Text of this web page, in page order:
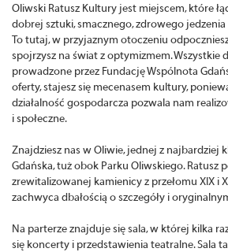
Oliwski Ratusz Kultury jest miejscem, które
dobrej sztuki, smacznego, zdrowego
To tutaj, w przyjaznym otoczeniu
spojrzysz na świat z optymizmem. Wszystkie
prowadzone przez Fundację Wspólnota
oferty, stajesz się mecenasem kultury,
działalność gospodarcza pozwala nam
i społeczne.
Znajdziesz nas w Oliwie, jednej z najbardziej
Gdańska, tuż obok Parku Oliwskiego. Ratusz
zrewitalizowanej kamienicy z przełomu XIX i
zachwyca dbałością o szczegóły i
Na parterze znajduje się sala, w której kilka
się koncerty i przedstawienia teatralne. Sala